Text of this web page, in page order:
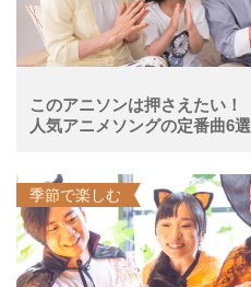
このアニソンは押さえたい！
人気アニメソングの定番曲6選
季節で楽しむ